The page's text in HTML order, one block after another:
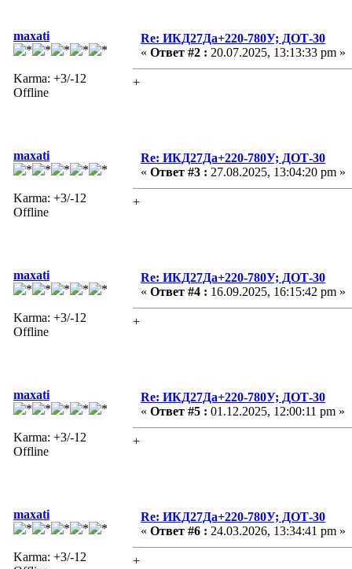
maxati
Karma: +3/-12
Offline
Re: ИКД27Да+220-780У; ДОТ-30
« Ответ #2 : 20.07.2025, 13:13:33 pm »
+
maxati
Karma: +3/-12
Offline
Re: ИКД27Да+220-780У; ДОТ-30
« Ответ #3 : 27.08.2025, 13:04:20 pm »
+
maxati
Karma: +3/-12
Offline
Re: ИКД27Да+220-780У; ДОТ-30
« Ответ #4 : 16.09.2025, 16:15:42 pm »
+
maxati
Karma: +3/-12
Offline
Re: ИКД27Да+220-780У; ДОТ-30
« Ответ #5 : 01.12.2025, 12:00:11 pm »
+
maxati
Karma: +3/-12
Re: ИКД27Да+220-780У; ДОТ-30
« Ответ #6 : 24.03.2026, 13:34:41 pm »
+